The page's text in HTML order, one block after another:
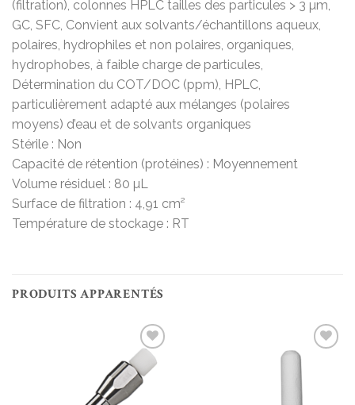
(filtration), colonnes HPLC tailles des particules > 3 µm,
GC, SFC, Convient aux solvants/échantillons aqueux,
polaires, hydrophiles et non polaires, organiques,
hydrophobes, à faible charge de particules,
Détermination du COT/DOC (ppm), HPLC,
particulièrement adapté aux mélanges (polaires
moyens) d’eau et de solvants organiques
Stérile : Non
Capacité de rétention (protéines) : Moyennement
Volume résiduel : 80 µL
Surface de filtration : 4,91 cm²
Température de stockage : RT
PRODUITS APPARENTÉS
Add to
wishlist